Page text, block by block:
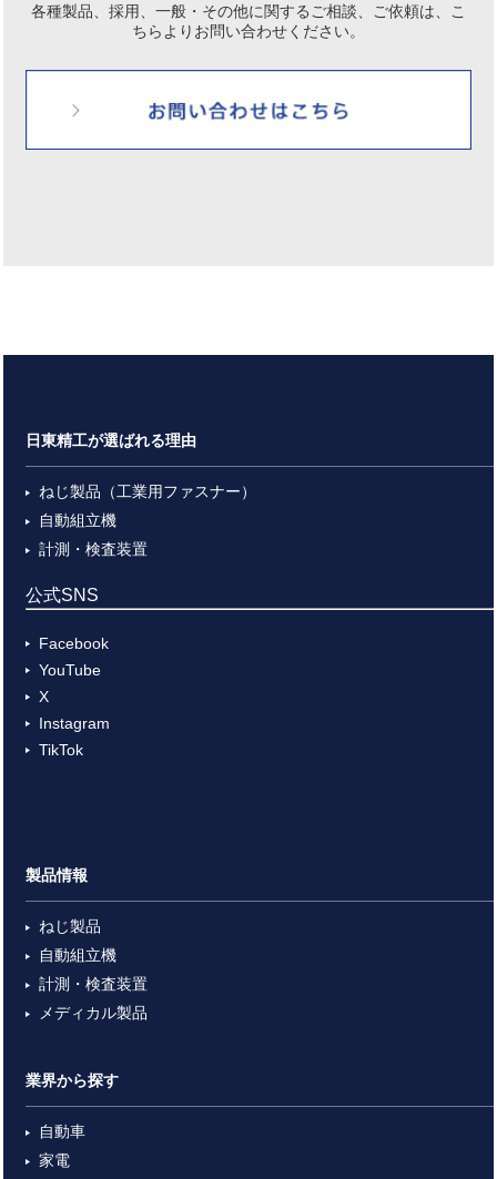
各種製品、採用、一般・その他に関するご相談、ご依頼は、
こ
ちらよりお問い合わせください。
日東精工が選ばれる理由
ねじ製品（工業用ファスナー）
自動組立機
計測・検査装置
公式SNS
Facebook
YouTube
X
Instagram
TikTok
製品情報
ねじ製品
自動組立機
計測・検査装置
メディカル製品
業界から探す
自動車
家電